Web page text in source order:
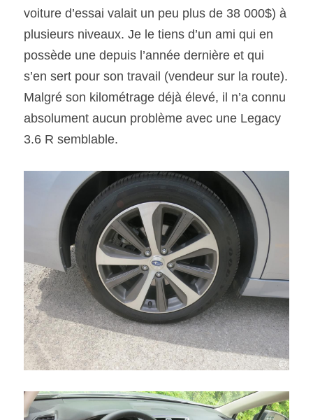
voiture d’essai valait un peu plus de 38 000$) à
plusieurs niveaux. Je le tiens d’un ami qui en
possède une depuis l’année dernière et qui
s’en sert pour son travail (vendeur sur la route).
Malgré son kilométrage déjà élevé, il n’a connu
absolument aucun problème avec une Legacy
3.6 R semblable.